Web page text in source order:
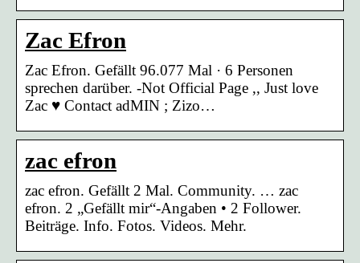
Zac Efron
Zac Efron. Gefällt 96.077 Mal · 6 Personen
sprechen darüber. -Not Official Page ,, Just love
Zac ♥ Contact adMIN ; Zizo…
zac efron
zac efron. Gefällt 2 Mal. Community. … zac
efron. 2 „Gefällt mir“-Angaben • 2 Follower.
Beiträge. Info. Fotos. Videos. Mehr.